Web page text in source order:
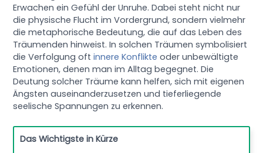
Erwachen ein Gefühl der Unruhe. Dabei steht nicht nur
die physische Flucht im Vordergrund, sondern vielmehr
die metaphorische Bedeutung, die auf das Leben des
Träumenden hinweist. In solchen Träumen symbolisiert
die Verfolgung oftinnere Konflikte oder unbewältigte
Emotionen, denen man im Alltag begegnet. Die
Deutung solcher Träume kann helfen, sich mit eigenen
Ängsten auseinanderzusetzen und tieferliegende
seelische Spannungen zu erkennen.
Das Wichtigste in Kürze